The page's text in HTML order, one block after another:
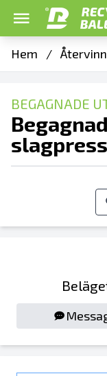
Hem /
BEGAGNADE
slagpress